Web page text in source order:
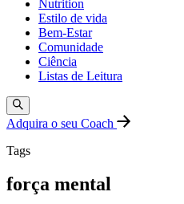
Nutrition
Estilo de vida
Bem-Estar
Comunidade
Ciência
Listas de Leitura
Adquira o seu Coach
Tags
força mental